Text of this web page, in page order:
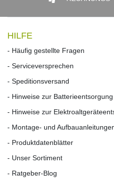
HILFE
- Häufig gestellte Fragen
- Serviceversprechen
- Speditionsversand
- Hinweise zur Batterieentsorgung
- Hinweise zur
- Montage- und
- Produktdatenblätter
- Unser Sortiment
- Ratgeber-Blog